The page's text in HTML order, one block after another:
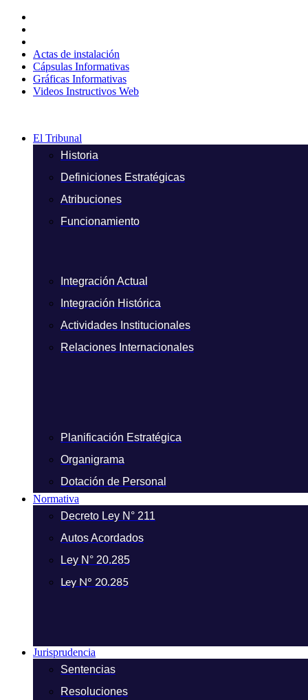
contenido
Actas de instalación
Cápsulas Informativas
Gráficas Informativas
Videos Instructivos Web
El Tribunal
Historia
Definiciones Estratégicas
Atribuciones
Funcionamiento
Integración Actual
Integración Histórica
Actividades Institucionales
Relaciones Internacionales
Planificación Estratégica
Organigrama
Dotación de Personal
Normativa
Decreto Ley N° 211
Autos Acordados
Ley N° 20.285
Ley N° 20.285
Jurisprudencia
Sentencias
Resoluciones